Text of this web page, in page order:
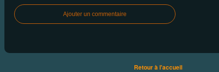
Ajouter un commentaire
Retour à l'accueil